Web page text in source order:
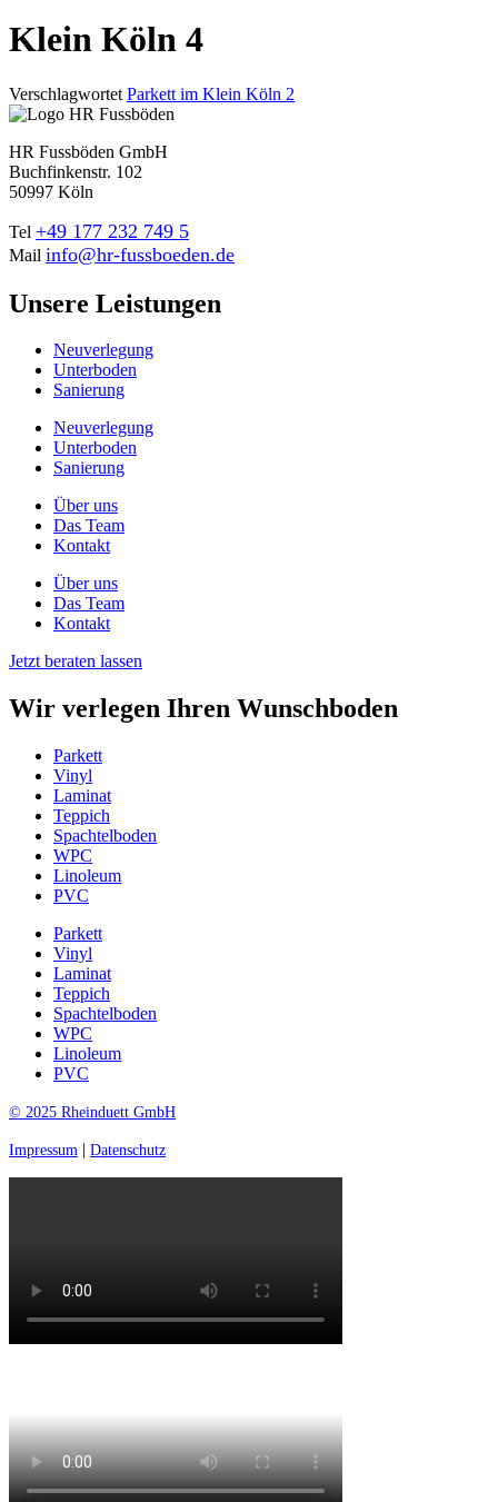
Klein Köln 4
Verschlagwortet Parkett im Klein Köln 2
HR Fussböden GmbH
Buchfinkenstr. 102
50997 Köln
Tel +49 177 232 749 5
Mail info@hr-fussboeden.de
Unsere Leistungen
Neuverlegung
Unterboden
Sanierung
Neuverlegung
Unterboden
Sanierung
Über uns
Das Team
Kontakt
Über uns
Das Team
Kontakt
Jetzt beraten lassen
Wir verlegen Ihren Wunschboden
Parkett
Vinyl
Laminat
Teppich
Spachtelboden
WPC
Linoleum
PVC
Parkett
Vinyl
Laminat
Teppich
Spachtelboden
WPC
Linoleum
PVC
© 2025 Rheinduett GmbH
Impressum | Datenschutz